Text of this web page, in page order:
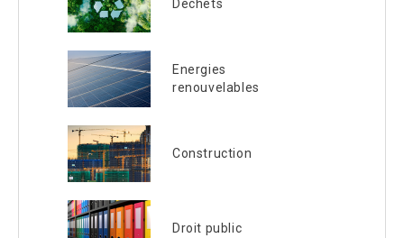
Déchets
Energies
renouvelables
Construction
Droit public